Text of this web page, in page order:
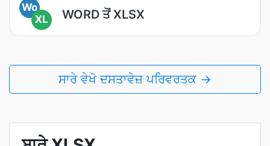
Wo
XL
WORD ਤੋਂ XLSX
ਸਾਰੇ ਵੇਖੋ ਦਸਤਾਵੇਜ਼ ਪਰਿਵਰਤਕ →